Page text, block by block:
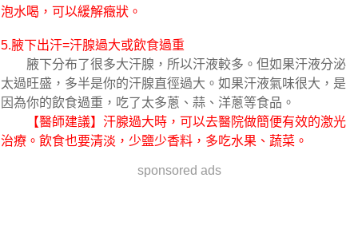
泡水喝，可以緩解癥狀。
5.腋下出汗=汗腺過大或飲食過重
腋下分布了很多大汗腺，所以汗液較多。但如果汗液分泌
太過旺盛，多半是你的汗腺直徑過大。如果汗液氣味很大，是
因為你的飲食過重，吃了太多蔥、蒜、洋蔥等食品。
【醫師建議】汗腺過大時，可以去醫院做簡便有效的激光
治療。飲食也要清淡，少鹽少香料，多吃水果、蔬菜。
sponsored ads